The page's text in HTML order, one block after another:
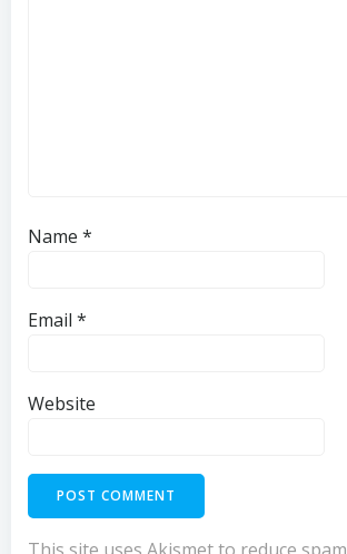
Name *
Email *
Website